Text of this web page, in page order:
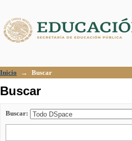
Inicio → Buscar
Buscar
Buscar: